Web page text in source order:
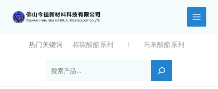
热门关键词 叔碳酸酯系列 马来酸酯系列